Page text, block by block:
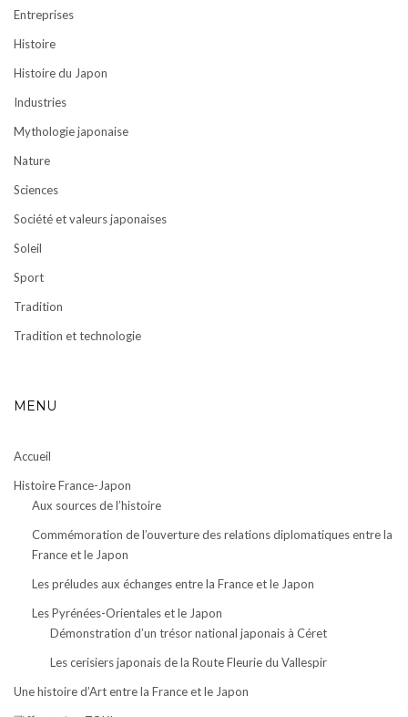
Entreprises
Histoire
Histoire du Japon
Industries
Mythologie japonaise
Nature
Sciences
Société et valeurs japonaises
Soleil
Sport
Tradition
Tradition et technologie
MENU
Accueil
Histoire France-Japon
Aux sources de l’histoire
Commémoration de l’ouverture des relations diplomatiques entre la
France et le Japon
Les préludes aux échanges entre la France et le Japon
Les Pyrénées-Orientales et le Japon
Démonstration d’un trésor national japonais à Céret
Les cerisiers japonais de la Route Fleurie du Vallespir
Une histoire d’Art entre la France et le Japon